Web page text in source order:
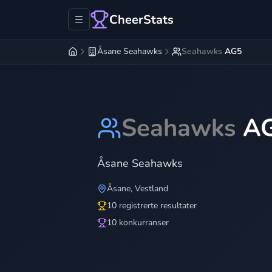
CheerStats
Åsane Seahawks Seahawks AG5
Seahawks
Åsane Seahawks
Åsane, Vestland
10 registrerte resultater
10 konkurranser